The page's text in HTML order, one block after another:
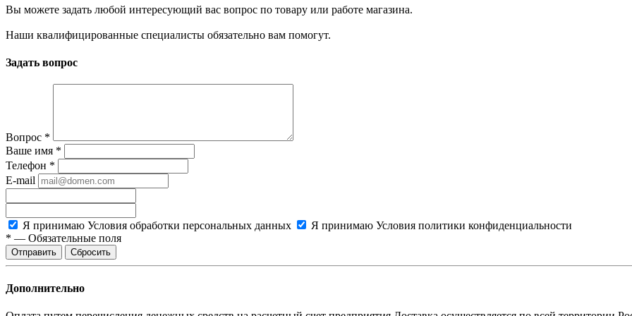
Вы можете задать любой интересующий вас вопрос по товару или работе магазина.
Наши квалифицированные специалисты обязательно вам помогут.
Задать вопрос
Вопрос *
Ваше имя *
Телефон *
E-mail
Я принимаю Условия обработки персональных данных Я принимаю Условия политики конфиденциальности
* — Обязательные поля
Сбросить
Дополнительно